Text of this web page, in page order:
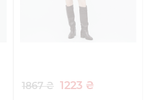
1867 ₴ 1223 ₴